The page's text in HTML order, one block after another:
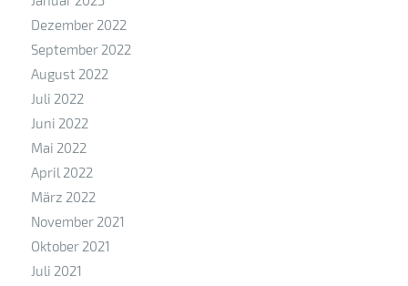
Dezember 2022
September 2022
August 2022
Juli 2022
Juni 2022
Mai 2022
April 2022
März 2022
November 2021
Oktober 2021
Juli 2021